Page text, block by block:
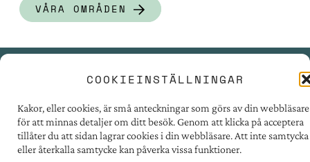
COOKIEINSTÄLLNINGAR
Kakor, eller cookies, är små anteckningar som görs av din webbläsare
för att minnas detaljer om ditt besök. Genom att klicka på acceptera
tillåter du att sidan lagrar cookies i din webbläsare. Att inte samtycka
eller återkalla samtycke kan påverka vissa funktioner.
VÅRA OMRÅDEN
TILLGÄNGLIGHET
FÖR LEVERANTÖRER
PERSONUPPGIFTER